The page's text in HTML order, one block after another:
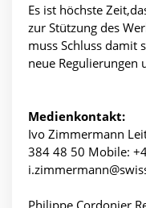
Es ist höchste
zur Stützung des
muss Schluss damit
neue Regulierungen
Medienkontakt:
Ivo Zimmermann
384 48 50 Mobile:
Philippe Cordonier